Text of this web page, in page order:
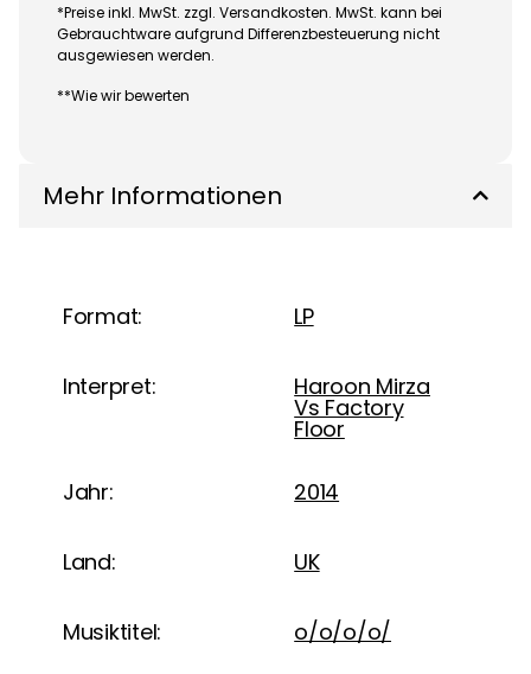
*Preise inkl. MwSt. zzgl. Versandkosten. MwSt. kann bei
Gebrauchtware aufgrund Differenzbesteuerung nicht
ausgewiesen werden.
**Wie wir bewerten
Mehr Informationen
Format: LP
Interpret: Haroon Mirza
Vs Factory
Floor
Jahr: 2014
Land: UK
Musiktitel: o/o/o/o/